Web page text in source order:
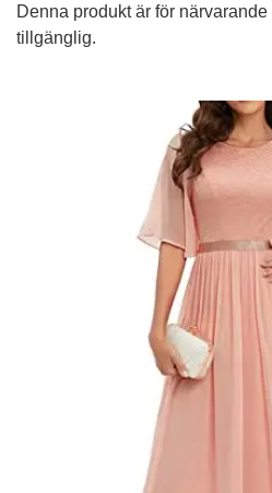
Denna produkt är för
tillgänglig.